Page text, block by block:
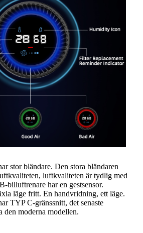
stor bländare. Den stora bländaren
luftkvaliteten är tydlig med
billuftrenare har en gestsensor.
läge fritt. En handvridning, ett läge.
TYP C-gränssnitt, det senaste
den moderna modellen.